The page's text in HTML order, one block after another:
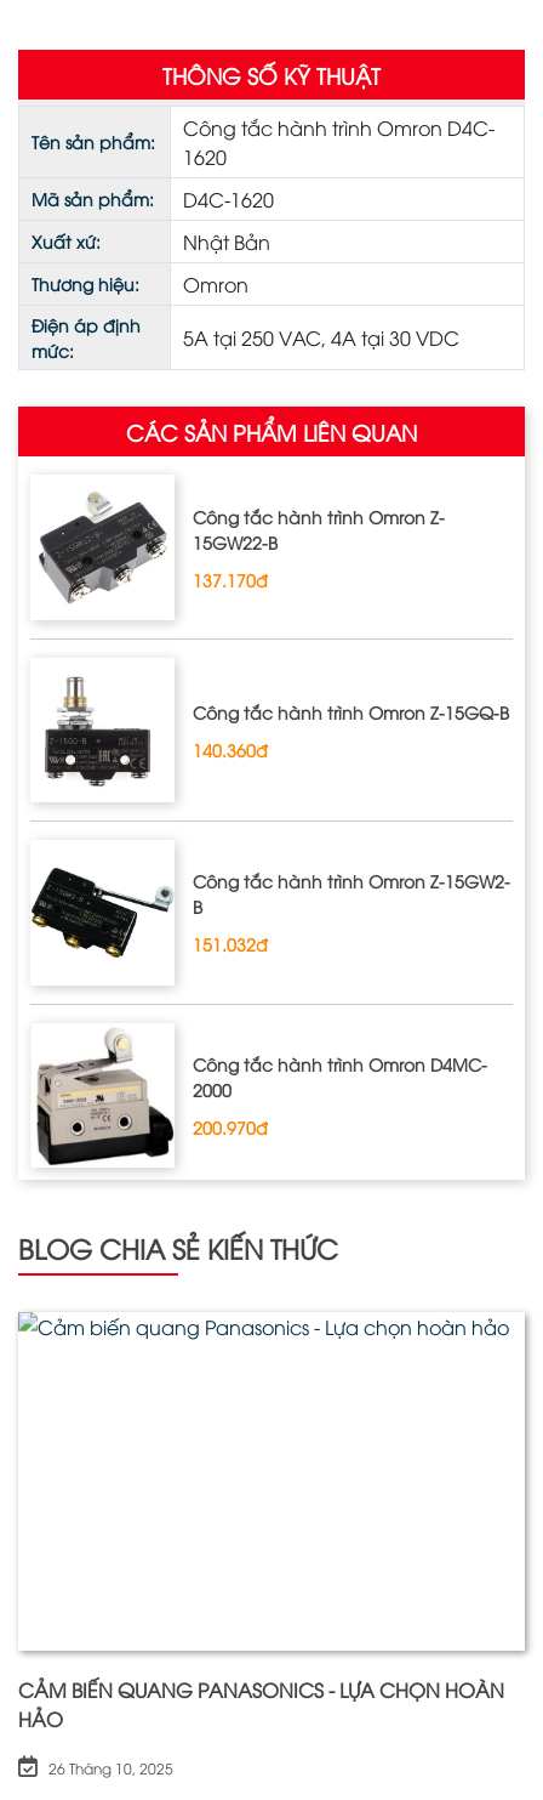
THÔNG SỐ KỸ THUẬT
Tên sản phẩm:
Công tắc hành trình Omron D4C-
1620
Mã sản phẩm: D4C-1620
Xuất xứ: Nhật Bản
Thương hiệu: Omron
Điện áp định
mức:
5A tại 250 VAC, 4A tại 30 VDC
CÁC SẢN PHẨM LIÊN QUAN
Công tắc hành trình Omron Z‐
15GW22‐B
137.170đ
Công tắc hành trình Omron Z‐15GQ‐B
140.360đ
Công tắc hành trình Omron Z‐15GW2‐
B
151.032đ
Công tắc hành trình Omron D4MC‐
2000
200.970đ
BLOG CHIA SẺ KIẾN THỨC
CẢM BIẾN QUANG PANASONICS - LỰA CHỌN HOÀN
HẢO
26 Tháng 10, 2025